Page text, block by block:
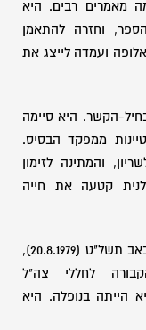
מאמרים רבים. היא
וחזרה להתאמן
ועמדה לייצג את
1979, והוצבה בחיל-הקשר. היא סיימה
ממפקד הבסיס.
והמתינה לזימון
קטעה את חייה
טל נפלה בעת מילוי תפקידה, ביום כ"ז באב תשל"ט (20.8.1979),
לחללי צה"ל
בת 19 שנים היא הייתה בנופלה. היא